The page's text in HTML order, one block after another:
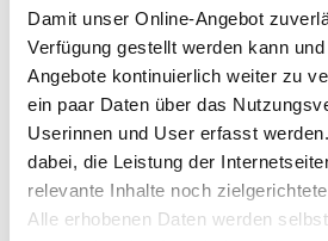
Damit unser Online-Angebot
Verfügung gestellt werden kann
Angebote kontinuierlich weiter zu
ein paar Daten über das
Userinnen und User erfasst
dabei, die Leistung der
relevante Inhalte noch
Alle erhobenen Daten werden
Das rechtsgültige Urteil des
Sportgerichtshofes CAS vom 25.
Dopingfall Pechstein war Auslöser
Ermittlungen, die von der
München I aufgenommen und
übergeben wurden. Mit den
die NADA seither kontinuierlich